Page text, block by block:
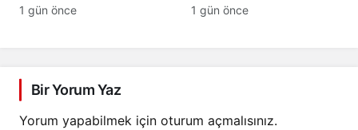
yeni savunma ittifakını
1 gün önce
yeni zam geliyor
1 gün önce
Bir Yorum Yaz
Yorum yapabilmek için oturum açmalısınız.